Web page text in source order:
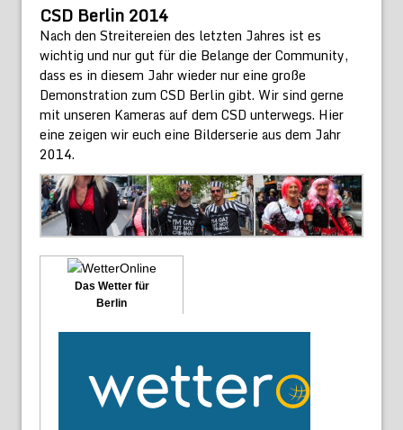
CSD Berlin 2014
Nach den Streitereien des letzten Jahres ist es
wichtig und nur gut für die Belange der Community,
dass es in diesem Jahr wieder nur eine große
Demonstration zum CSD Berlin gibt. Wir sind gerne
mit unseren Kameras auf dem CSD unterwegs. Hier
eine zeigen wir euch eine Bilderserie aus dem Jahr
2014.
Das Wetter für
Berlin